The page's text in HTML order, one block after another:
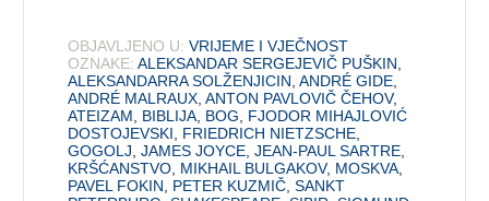
OBJAVLJENO U: VRIJEME I VJEČNOST
OZNAKE: ALEKSANDAR SERGEJEVIČ PUŠKIN
ALEKSANDARRA SOLŽENJICIN ,ANDRÉ GIDE
ANDRÉ MALRAUX ,ANTON PAVLOVIČ ČEHOV,
ATEIZAM
BIBLIJA BOG
FJODOR MIHAJLOVIĆ
DOSTOJEVSKI
FRIEDRICH NIETZSCHE
GOGOLJ ,JAMES JOYCE ,JEAN-PAUL SARTRE
KRŠĆANSTVO MIKHAIL BULGAKOV, MOSKVA
PAVEL FOKIN
PETER KUZMIČ ,SANKT